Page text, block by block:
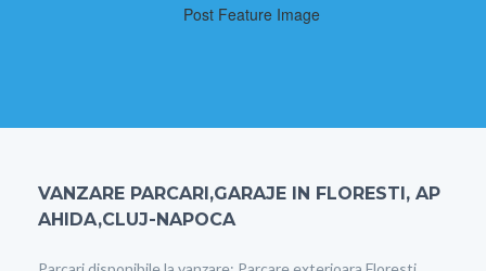
VANZARE PARCARI,GARAJE IN FLORESTI, AP
AHIDA,CLUJ-NAPOCA